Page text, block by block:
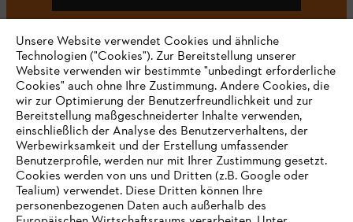
#STIHL
Unternehmen
Unsere Website verwendet Cookies und ähnliche
Technologien ("Cookies"). Zur Bereitstellung unserer
Website verwenden wir bestimmte "unbedingt erforderliche
Cookies" auch ohne Ihre Zustimmung. Andere Cookies, die
wir zur Optimierung der Benutzerfreundlichkeit und zur
Bereitstellung maßgeschneiderter Inhalte verwenden,
einschließlich der Analyse des Benutzerverhaltens, der
Werbewirksamkeit und der Erstellung umfassender
Benutzerprofile, werden nur mit Ihrer Zustimmung gesetzt.
Cookies werden von uns und Dritten (z.B. Google oder
Tealium) verwendet. Diese Dritten können Ihre
personenbezogenen Daten auch außerhalb des